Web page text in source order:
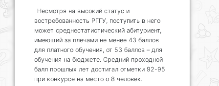
Несмотря на высокий статус и
востребованность РГГУ, поступить в него
может среднестатистический абитуриент,
имеющий за плечами не менее 43 баллов
для платного обучения, от 53 баллов – для
обучения на бюджете. Средний проходной
балл прошлых лет достигал отметки 92-95
при конкурсе на место о 8 человек.